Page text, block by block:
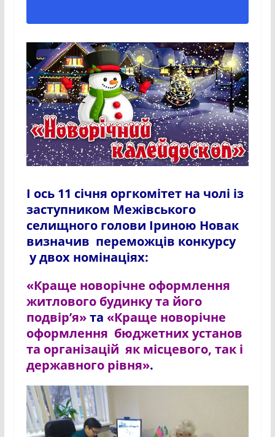
І ось 11 січня оргкомітет на чолі із
заступником Межівського
селищного голови Іриною Новак
визначив переможців конкурсу
у двох номінаціях:
«Краще новорічне оформлення
житлового будинку та його
подвір’я»та «Краще новорічне
оформлення бюджетних установ
та організацій як місцевого, так і
державного рівня».